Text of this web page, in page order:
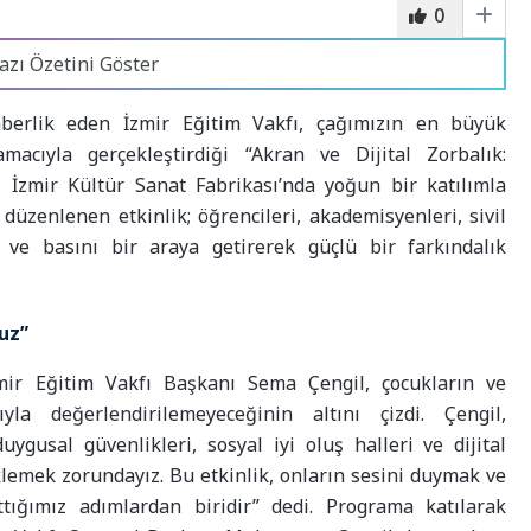
0
Özetini Göster
eden İzmir Eğitim Vakfı, çağımızın en büyük
gerçekleştirdiği “Akran ve Dijital Zorbalık:
İzmir Kültür Sanat Fabrikası’nda yoğun bir katılımla
etkinlik; öğrencileri, akademisyenleri, sivil
basını bir araya getirerek güçlü bir farkındalık
Eğitim Vakfı Başkanı Sema Çengil, çocukların ve
değerlendirilemeyeceğinin altını çizdi. Çengil,
duygusal güvenlikleri, sosyal iyi oluş halleri ve dijital
zorundayız. Bu etkinlik, onların sesini duymak ve
adımlardan biridir” dedi. Programa katılarak